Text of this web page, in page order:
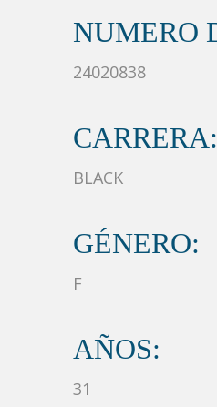
NUMERO
24020838
CARRERA:
BLACK
GÉNERO:
F
AÑOS:
31